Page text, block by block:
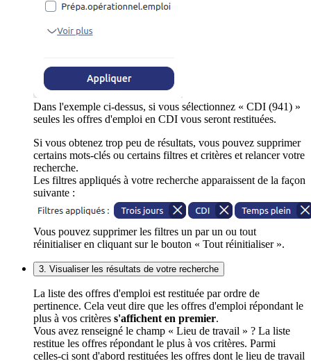
Dans l'exemple ci-dessus, si vous sélectionnez « CDI (941) »
seules les offres d'emploi en CDI vous seront restituées.
Si vous obtenez trop peu de résultats, vous pouvez supprimer
certains mots-clés ou certains filtres et critères et relancer votre
recherche.
Les filtres appliqués à votre recherche apparaissent de la façon
suivante :
Vous pouvez supprimer les filtres un par un ou tout
réinitialiser en cliquant sur le bouton « Tout réinitialiser ».
3. Visualiser les résultats de votre recherche
La liste des offres d'emploi est restituée par ordre de
pertinence. Cela veut dire que les offres d'emploi répondant le
plus à vos critères s'affichent en premier.
Vous avez renseigné le champ « Lieu de travail » ? La liste
restitue les offres répondant le plus à vos critères. Parmi
celles-ci sont d'abord restituées les offres dont le lieu de travail